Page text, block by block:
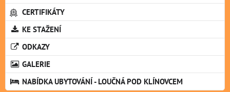
CERTIFIKÁTY
KE STAŽENÍ
ODKAZY
GALERIE
NABÍDKA UBYTOVÁNÍ - LOUČNÁ POD KLÍNOVCEM